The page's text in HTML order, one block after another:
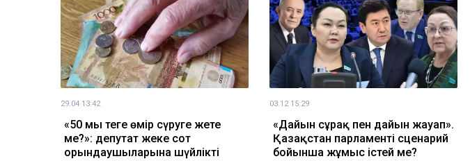
29.04 13:42
«50 мың теңге өмір сүруге жете
ме?»: депутат жеке сот
орындаушыларына шүйлікті
03.12 15:29
«Дайын сұрақ пен дайын жауап».
Қазақстан парламенті сценарий
бойынша жұмыс істей ме?